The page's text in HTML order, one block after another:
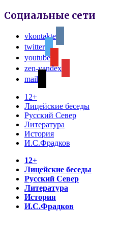
Социальные сети
vkontakte
twitter
youtube
zen-yandex
mail
12+
Лицейские беседы
Русский Север
Литература
История
И.С.Фрадков
12+
Лицейские беседы
Русский Север
Литература
История
И.С.Фрадков